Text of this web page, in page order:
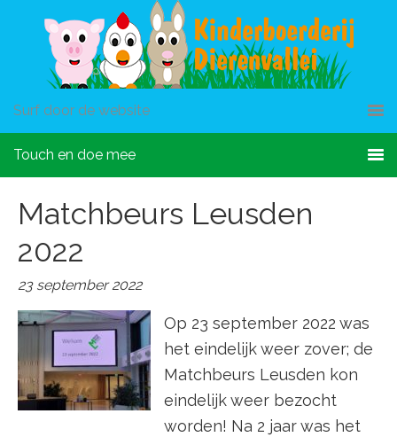
Surf door de website
Touch en doe mee
Matchbeurs Leusden
2022
23 september 2022
Op 23 september 2022 was
het eindelijk weer zover; de
Matchbeurs Leusden kon
eindelijk weer bezocht
worden! Na 2 jaar was het